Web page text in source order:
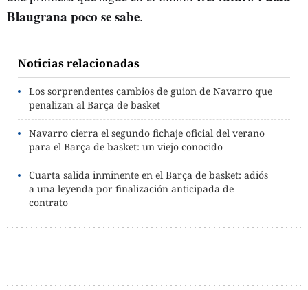
Blaugrana poco se sabe.
Noticias relacionadas
Los sorprendentes cambios de guion de Navarro que
penalizan al Barça de basket
Navarro cierra el segundo fichaje oficial del verano
para el Barça de basket: un viejo conocido
Cuarta salida inminente en el Barça de basket: adiós
a una leyenda por finalización anticipada de
contrato